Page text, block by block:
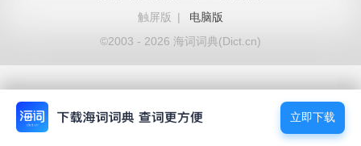
触屏版
|
电脑版
©2003 - 2026 海词词典(Dict.cn)
立即下载
立即下载